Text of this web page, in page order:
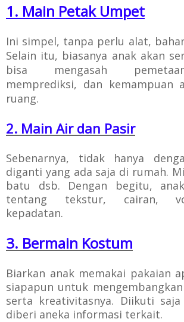
1. Main Petak Umpet
Ini simpel, tanpa perlu alat,
Selain itu, biasanya anak akan
bisa mengasah
memprediksi, dan kemampuan
ruang.
2. Main Air dan Pasir
Sebenarnya, tidak hanya
diganti yang ada saja di rumah.
batu dsb. Dengan begitu,
tentang tekstur, cairan,
kepadatan.
3. Bermain Kostum
Biarkan anak memakai pakaian
siapapun untuk
serta kreativitasnya. Diikuti
diberi aneka informasi terkait.